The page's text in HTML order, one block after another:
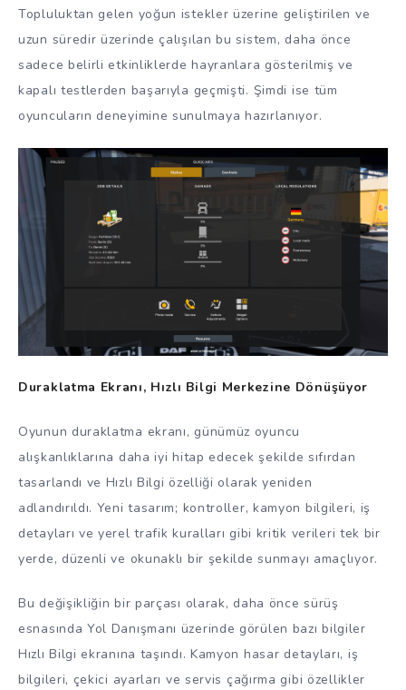
Topluluktan gelen yoğun istekler üzerine geliştirilen ve
uzun süredir üzerinde çalışılan bu sistem, daha önce
sadece belirli etkinliklerde hayranlara gösterilmiş ve
kapalı testlerden başarıyla geçmişti. Şimdi ise tüm
oyuncuların deneyimine sunulmaya hazırlanıyor.
Duraklatma Ekranı, Hızlı Bilgi Merkezine Dönüşüyor
Oyunun duraklatma ekranı, günümüz oyuncu
alışkanlıklarına daha iyi hitap edecek şekilde sıfırdan
tasarlandı ve Hızlı Bilgi özelliği olarak yeniden
adlandırıldı. Yeni tasarım; kontroller, kamyon bilgileri, iş
detayları ve yerel trafik kuralları gibi kritik verileri tek bir
yerde, düzenli ve okunaklı bir şekilde sunmayı amaçlıyor.
Bu değişikliğin bir parçası olarak, daha önce sürüş
esnasında Yol Danışmanı üzerinde görülen bazı bilgiler
Hızlı Bilgi ekranına taşındı. Kamyon hasar detayları, iş
bilgileri, çekici ayarları ve servis çağırma gibi özellikler